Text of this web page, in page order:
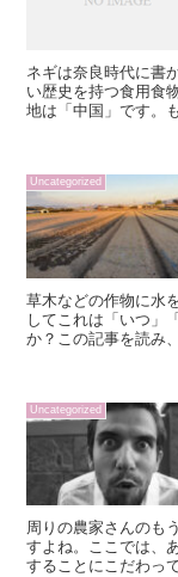
ネギは奈良時代に書
い歴史を持つ食用食
地は「中国」です。
Uncategorized
草木などの作物に水
してこれは「いつ」
か？この記事を読み
Uncategorized
周りの農家さんのも
すよね。ここでは、
することにこだわっ